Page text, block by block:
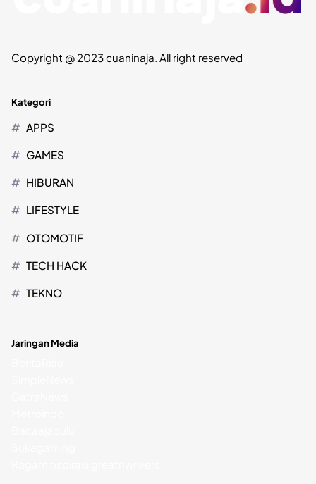
Copyright @ 2023 cuaninaja. All right reserved
Kategori
APPS
GAMES
HIBURAN
LIFESTYLE
OTOMOTIF
TECH HACK
TEKNO
Jaringan Media